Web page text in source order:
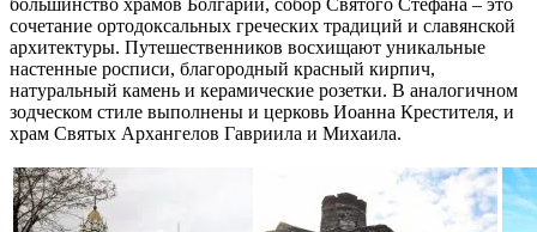
сочетание ортодоксальных греческих традиций и славянской
архитектуры. Путешественников восхищают уникальные
настенные росписи, благородный красный кирпич,
натуральный камень и керамические розетки. В аналогичном
зодческом стиле выполнены и церковь Иоанна Крестителя, и
храм Святых Архангелов Гавриила и Михаила.